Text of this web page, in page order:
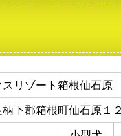
スリゾート箱根仙石原
下郡箱根町仙石原１